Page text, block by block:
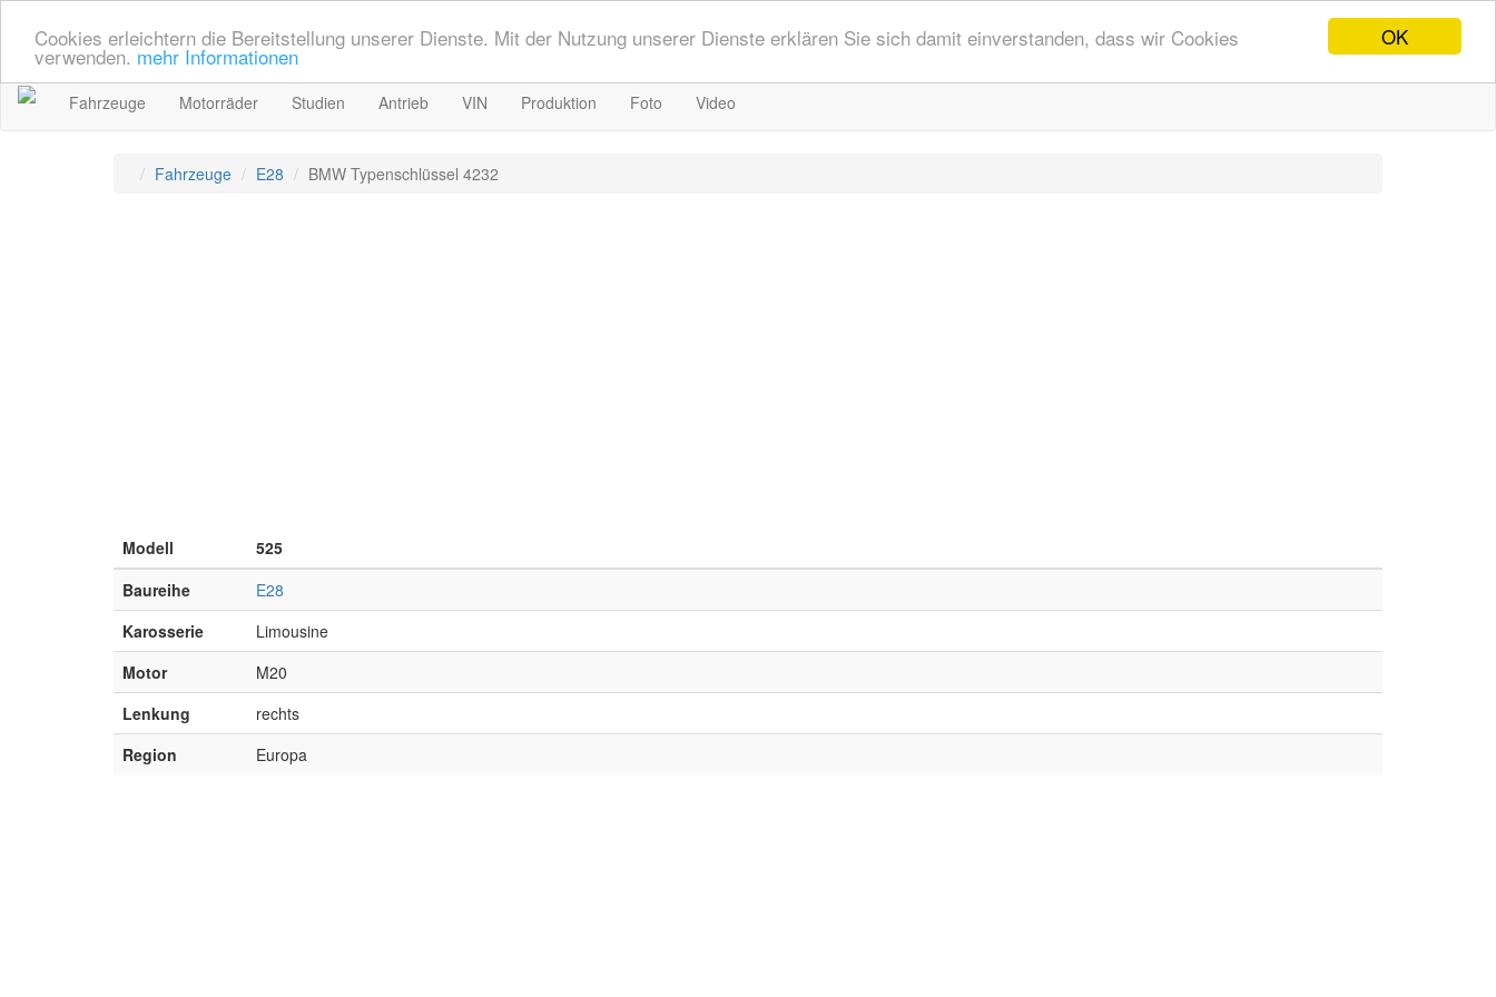
OK
Cookies erleichtern die Bereitstellung unserer Dienste. Mit der Nutzung unserer Dienste erklären Sie sich damit einverstanden, dass wir Cookies
verwenden. mehr Informationen
Fahrzeuge Motorräder Studien Antrieb VIN Produktion Foto Video
Fahrzeuge E28 BMW Typenschlüssel 4232
Modell
525
Baureihe
E28
Karosserie
Limousine
Motor
M20
Lenkung
rechts
Region
Europa